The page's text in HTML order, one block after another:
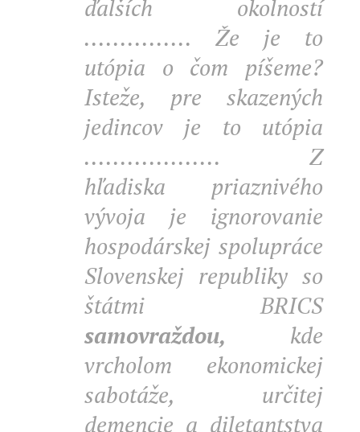
ďalších okolností
............... Že je to
utópia o čom píšeme?
Isteže, pre skazených
jedincov je to utópia
................... Z
hľadiska priaznivého
vývoja je ignorovanie
hospodárskej spolupráce
Slovenskej republiky so
štátmi BRICS
samovraždou, kde
vrcholom ekonomickej
sabotáže, určitej
demencie a diletantstva